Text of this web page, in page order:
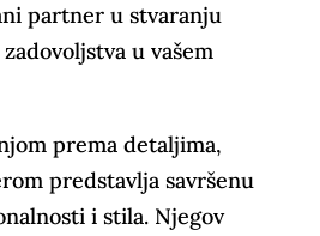
partner u stvaranju
u vašem
prema detaljima,
predstavlja savršenu
i stila. Njegov